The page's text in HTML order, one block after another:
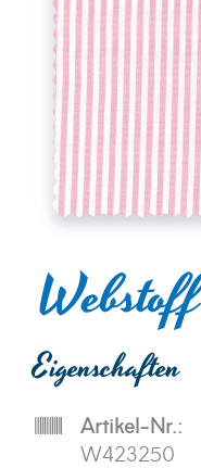
Eigenschaften
Artikel-Nr.:
W423250